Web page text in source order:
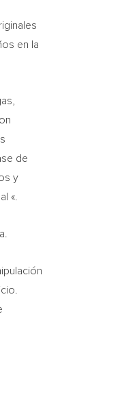
en la
de
y
«.